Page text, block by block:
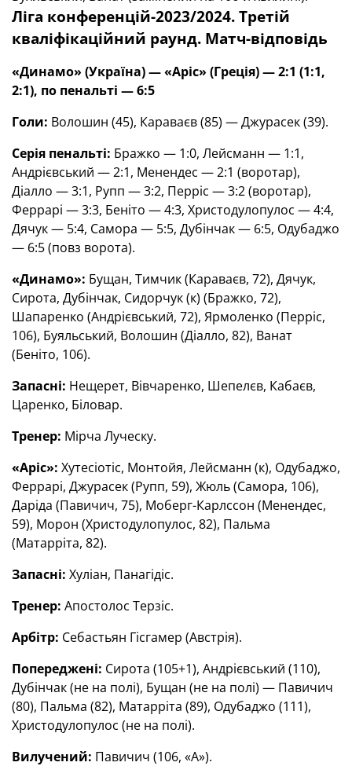
Ліга конференцій-2023/2024. Третій
кваліфікаційний раунд. Матч-відповідь
«Динамо» (Україна) — «Аріс» (Греція) — 2:1 (1:1,
2:1), по пенальті — 6:5
Голи: Волошин (45), Караваєв (85) — Джурасек (39).
Серія пенальті: Бражко — 1:0, Лейсманн — 1:1,
Андрієвський — 2:1, Менендес — 2:1 (воротар),
Діалло — 3:1, Рупп — 3:2, Перріс — 3:2 (воротар),
Феррарі — 3:3, Беніто — 4:3, Христодулопулос — 4:4,
Дячук — 5:4, Самора — 5:5, Дубінчак — 6:5, Одубаджо
— 6:5 (повз ворота).
«Динамо»: Бущан, Тимчик (Караваєв, 72), Дячук,
Сирота, Дубінчак, Сидорчук (к) (Бражко, 72),
Шапаренко (Андрієвський, 72), Ярмоленко (Перріс,
106), Буяльський, Волошин (Діалло, 82), Ванат
(Беніто, 106).
Запасні: Нещерет, Вівчаренко, Шепелєв, Кабаєв,
Царенко, Біловар.
Тренер: Мірча Луческу.
«Аріс»: Хутесіотіс, Монтойя, Лейсманн (к), Одубаджо,
Феррарі, Джурасек (Рупп, 59), Жюль (Самора, 106),
Даріда (Павичич, 75), Моберг-Карлссон (Менендес,
59), Морон (Христодулопулос, 82), Пальма
(Матарріта, 82).
Запасні: Хуліан, Панагідіс.
Тренер: Апостолос Терзіс.
Арбітр: Себастьян Гісгамер (Австрія).
Попереджені: Сирота (105+1), Андрієвський (110),
Дубінчак (не на полі), Бущан (не на полі) — Павичич
(80), Пальма (82), Матарріта (89), Одубаджо (111),
Христодулопулос (не на полі).
Вилучений: Павичич (106, «А»).